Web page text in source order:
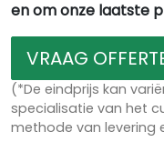
en om onze laatste
VRAAG
(*De eindprijs kan
specialisatie van het
methode van levering